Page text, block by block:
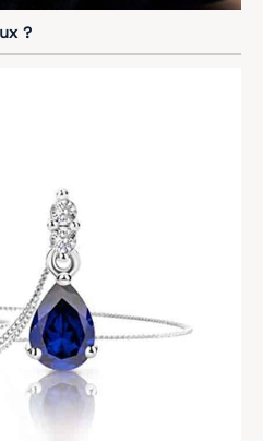
?